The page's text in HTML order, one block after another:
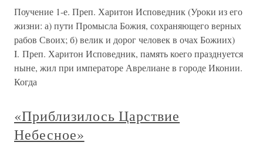
Поучение 1-е. Преп. Харитон Исповедник (Уроки из его
жизни: а) пути Промысла Божия, сохраняющего верных
рабов Своих; б) велик и дорог человек в очах Божиих)
I. Преп. Харитон Исповедник, память коего празднуется
ныне, жил при императоре Аврелиане в городе Иконии.
Когда
«Приблизилось Царствие
Небесное»